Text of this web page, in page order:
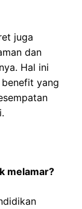
juga
dan
Hal ini
yang
melamar?